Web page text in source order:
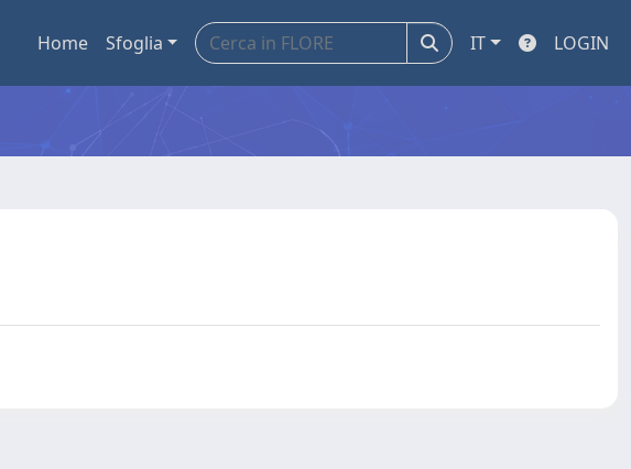
Home Sfoglia IT LOGIN